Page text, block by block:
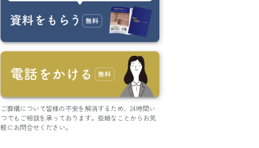
ご葬儀について皆様の不安を解消するため、24時間い
つでもご相談を承っております。些細なことからお気
軽にお問合せください。